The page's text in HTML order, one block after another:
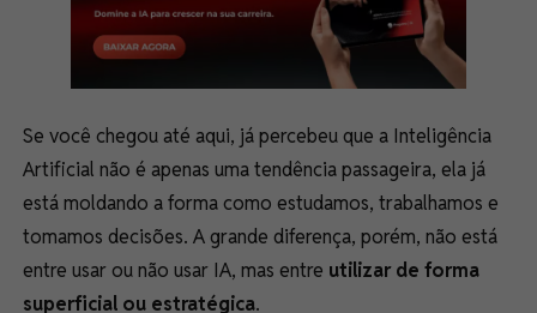
Se você chegou até aqui, já percebeu que a Inteligência
Artificial não é apenas uma tendência passageira, ela já
está moldando a forma como estudamos, trabalhamos e
tomamos decisões. A grande diferença, porém, não está
entre usar ou não usar IA, mas entre utilizar de forma
superficial ou estratégica.